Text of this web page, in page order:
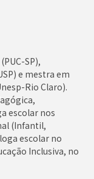
SP),
e mestra em
Rio Claro).
escolar nos
(Infantil,
escolar no
Inclusiva, no